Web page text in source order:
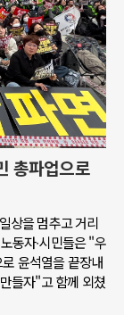
총파업으로
상을 멈추고 거리
동자∙시민들은 "우
윤석열을 끝장내
들자"고 함께 외쳤